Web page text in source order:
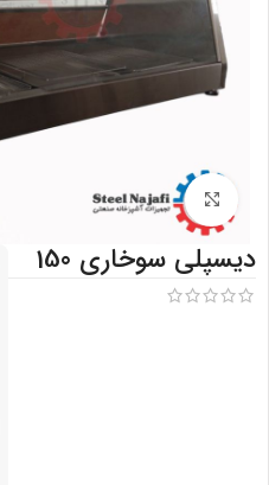
بزرگنمایی تصویر
دیسپلی سوخاری 150